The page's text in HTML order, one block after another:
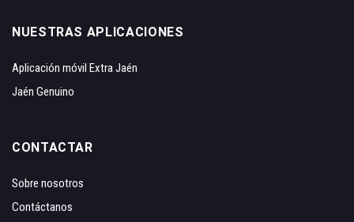
NUESTRAS APLICACIONES
Aplicación móvil Extra Jaén
Jaén Genuino
CONTACTAR
Sobre nosotros
Contáctanos